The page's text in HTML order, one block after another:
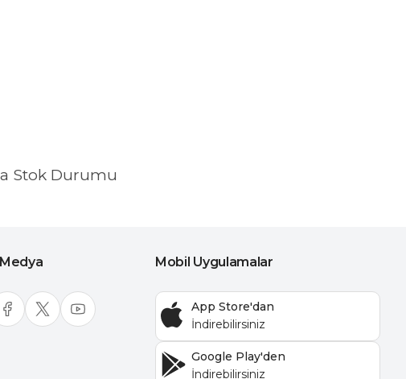
Stok Durumu
Mobil Uygulamalar
App Store'dan
Google Play'den